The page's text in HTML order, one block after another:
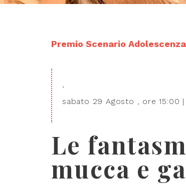
Premio Scenario
,
sabato 29 Agosto , ore 15:00
Le
mucca e